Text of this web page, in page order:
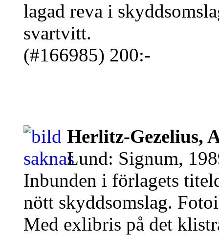
lagad reva i
svartvitt.
(#166985) 200:-
Herlitz-Gezelius,
Lund: Signum,
Inbunden i förlagets
nött skyddsomslag.
Med exlibris på det